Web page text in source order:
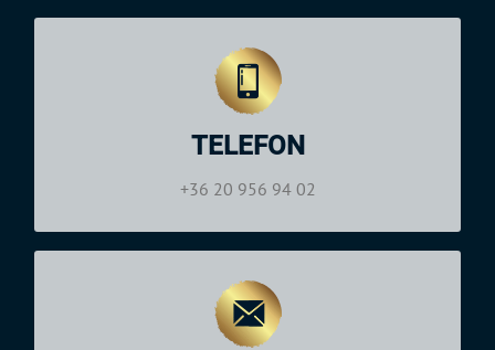
TELEFON
+36 20 956 94 02
NYITVATARTÁS
Hétfő—Szombat: 09:00–19:00
Telefon:
+36 20 956 94 02
NYITVATARTÁS
Hétfő—Szombat: 09:00–19:00